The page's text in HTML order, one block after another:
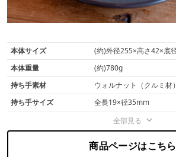
本体サイズ
(約)外径255×高さ42×底
本体重量
(約)780g
持ち手素材
ウォルナット（クルミ材）
持ち手サイズ
全長19×径35mm
全部見る
商品ページはこちら